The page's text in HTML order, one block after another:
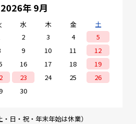
2026年 9月
水 木 金
土
2 3 4
5
9 10 11
12
16 17 18
19
23 24 25
26
30
日・祝・年末年始は休業）